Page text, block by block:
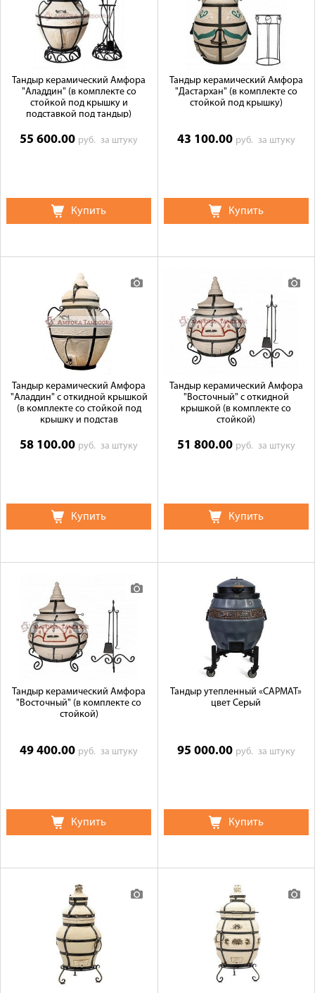
Тандыр керамический Амфора
"Аладдин" (в комплекте со
стойкой под крышку и
подставкой под тандыр)
55 600.00 руб.за штуку
Купить
Тандыр керамический Амфора
"Дастархан" (в комплекте со
стойкой под крышку)
43 100.00 руб. за штуку
Купить
Тандыр керамический Амфора
"Аладдин" с откидной крышкой
(в комплекте со стойкой под
крышку и подстав
58 100.00 руб.за штуку
Купить
Тандыр керамический Амфора
"Восточный" с откидной
крышкой (в комплекте со
стойкой)
51 800.00 руб. за штуку
Купить
Тандыр керамический Амфора
"Восточный" (в комплекте со
стойкой)
49 400.00 руб.за штуку
Купить
Тандыр утепленный «САРМАТ»
цвет Серый
95 000.00 руб. за штуку
Купить